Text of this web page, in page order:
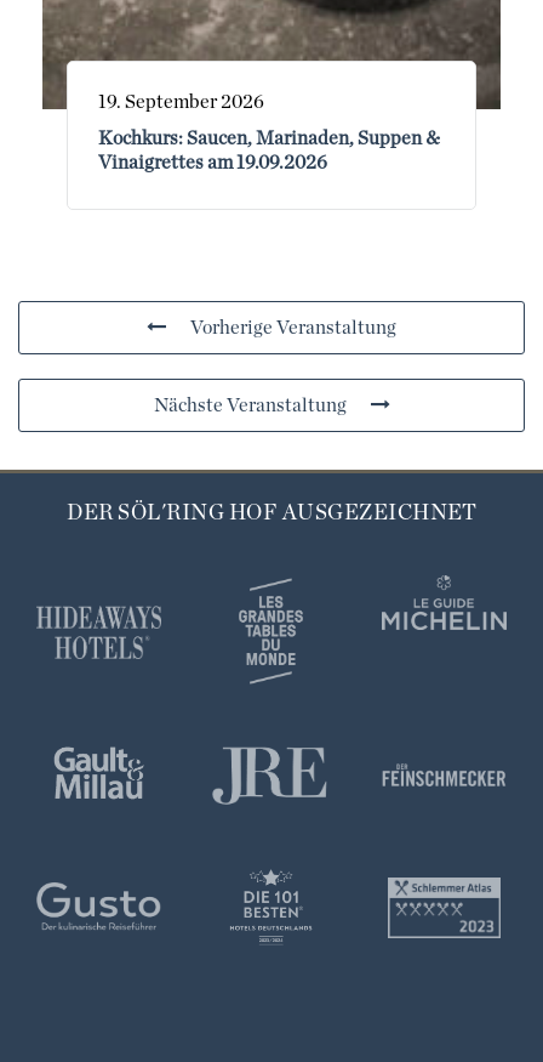
19. September 2026
Kochkurs: Saucen, Marinaden, Suppen &
Vinaigrettes am 19.09.2026
Vorherige Veranstaltung
Nächste Veranstaltung
DER SÖL'RING HOF AUSGEZEICHNET